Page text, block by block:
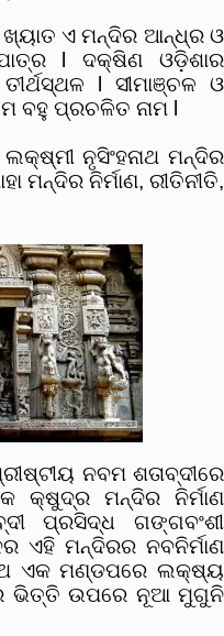
ଖ୍ୟାତ ଏ ମନ୍ଦିର ଆନ୍ଧ୍ର ଓ
l ଦକ୍ଷିଣ ଓଡ଼ିଶାର
l ସୀମାଞ୍ଚଳ ଓ
ବହୁ ପ୍ରଚଳିତ ନାମ l
ନୃସିଂହନାଥ ମନ୍ଦିର
ମନ୍ଦିର ନିର୍ମାଣ, ରୀତିନୀତି,
ନବମ ଶତାବ୍ଦୀରେ
କ୍ଷୁଦ୍ର ମନ୍ଦିର ନିର୍ମାଣ
ପ୍ରସିଦ୍ଧ ଗଙ୍ଗବଂଶୀ
ଏହି ମନ୍ଦିରର ନବନିର୍ମାଣ
ଏକ ମଣ୍ଡପରେ ଲକ୍ଷ୍ୟ
ଭିତ୍ତି ଉପରେ ନୂଆ ମୁଗୁନି